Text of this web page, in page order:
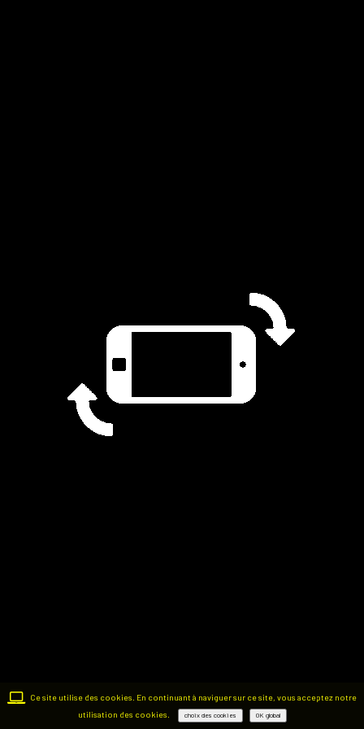
Ce site utilise des cookies. En continuant à naviguer sur ce site, vous acceptez notre
utilisation des cookies.
choix des cookies OK global